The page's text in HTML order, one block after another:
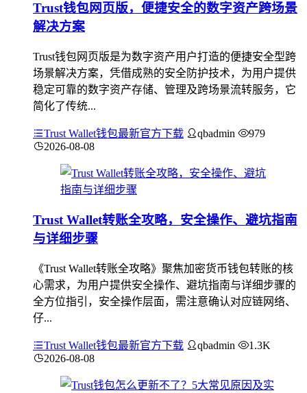
Trust钱包网页版，便捷安全的数字资产跨场景
解决方案
Trust钱包网页版是为数字资产用户打造的便捷安全型跨
场景解决方案，凭借成熟的安全防护技术，为用户提供
稳定可靠的数字资产存储、管理及跨场景流转服务，它
简化了传统...
Trust Wallet钱包最新官方下载 qbadmin
979
2026-08-08
Trust Wallet转账全攻略，安全操作、避坑指南
与详细步骤
《Trust Wallet转账全攻略》聚焦加密货币钱包转账的核
心需求，为用户提供安全操作、避坑指南与详细步骤的
全方位指引，安全操作层面，需注意确认对应链网络、
仔...
Trust Wallet钱包最新官方下载 qbadmin
1.3K
2026-08-08